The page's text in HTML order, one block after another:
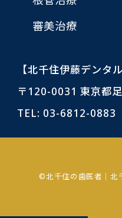
審美治療
【北千住伊藤デンタ
〒120-0031 東京都
TEL: 03-6812-0883
©北千住の歯医者｜北